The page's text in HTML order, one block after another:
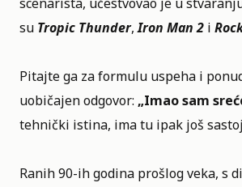
su Tropic Thunder,Iron Man 2 i
Pitajte ga za formulu uspeha i
uobičajen odgovor: „Imao sam
tehnički istina, ima tu ipak još
Ranih 90-ih godina prošlog veka, s